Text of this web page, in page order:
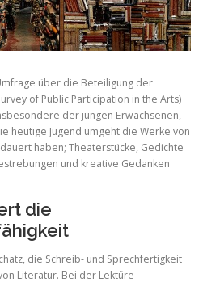
über die Beteiligung der
of Public Participation in the Arts)
der jungen Erwachsenen,
heutige Jugend umgeht die Werke von
haben; Theaterstücke, Gedichte
und kreative Gedanken
die
die Schreib- und Sprechfertigkeit
Literatur. Bei der Lektüre